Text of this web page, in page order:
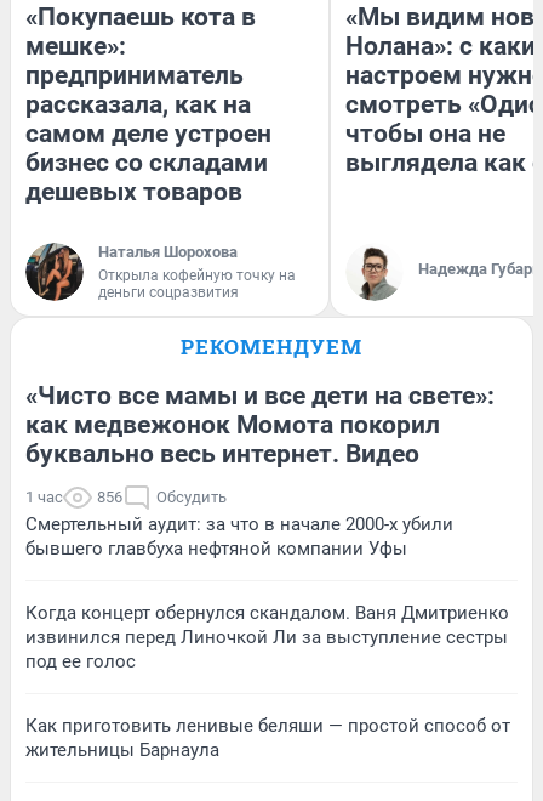
«Покупаешь кота в
мешке»:
предприниматель
рассказала, как на
самом деле устроен
бизнес со складами
дешевых товаров
Наталья Шорохова
Открыла кофейную точку на
деньги соцразвития
«Мы видим
Нолана»: с
настроем
смотреть
чтобы она не
выглядела как
Надежда Губарь
РЕКОМЕНДУЕМ
«Чисто все мамы и все дети на свете»:
как медвежонок Момота покорил
буквально весь интернет. Видео
1 час 856 Обсудить
Смертельный аудит: за что в начале 2000-х убили
бывшего главбуха нефтяной компании Уфы
Когда концерт обернулся скандалом. Ваня Дмитриенко
извинился перед Линочкой Ли за выступление сестры
под ее голос
Как приготовить ленивые беляши — простой способ от
жительницы Барнаула